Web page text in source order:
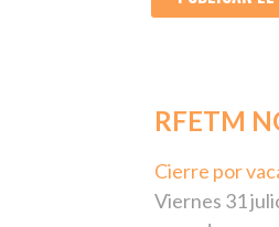
RFETM
Cierre por
Viernes 31